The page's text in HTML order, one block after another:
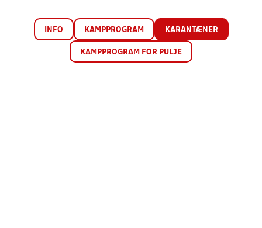
INFO KAMPPROGRAM KARANTÆNER
KAMPPROGRAM FOR PULJE